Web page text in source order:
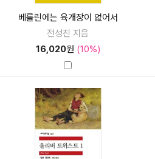
베를린에는 육개장이 없어서
전성진 지음
16,020원 (10%)